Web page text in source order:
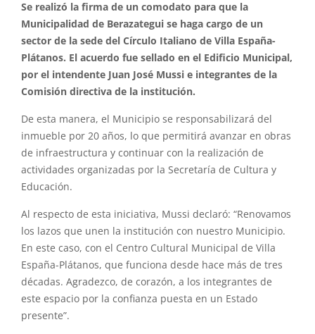
Se realizó la firma de un comodato para que la
Municipalidad de Berazategui se haga cargo de un
sector de la sede del Círculo Italiano de Villa España-
Plátanos. El acuerdo fue sellado en el Edificio Municipal,
por el intendente Juan José Mussi e integrantes de la
Comisión directiva de la institución.
De esta manera, el Municipio se responsabilizará del
inmueble por 20 años, lo que permitirá avanzar en obras
de infraestructura y continuar con la realización de
actividades organizadas por la Secretaría de Cultura y
Educación.
Al respecto de esta iniciativa, Mussi declaró: “Renovamos
los lazos que unen la institución con nuestro Municipio.
En este caso, con el Centro Cultural Municipal de Villa
España-Plátanos, que funciona desde hace más de tres
décadas. Agradezco, de corazón, a los integrantes de
este espacio por la confianza puesta en un Estado
presente”.